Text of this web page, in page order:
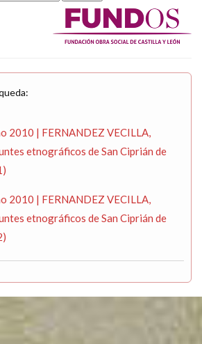
2010 | FERNANDEZ VECILLA,
etnográficos de San Ciprián de
2010 | FERNANDEZ VECILLA,
etnográficos de San Ciprián de